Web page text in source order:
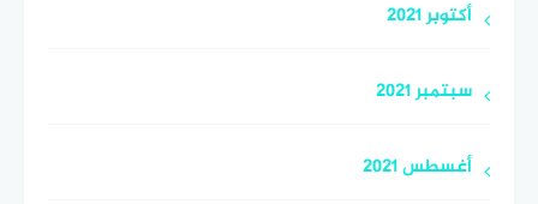
أكتوبر 2021
سبتمبر 2021
أغسطس 2021